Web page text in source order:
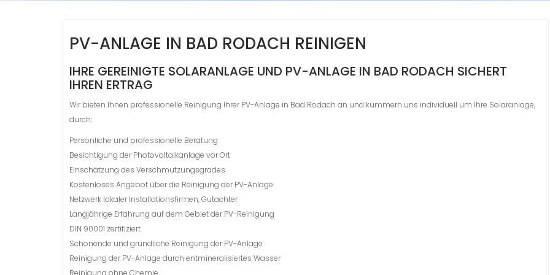
PV-ANLAGE IN BAD RODACH REINIGEN
IHRE GEREINIGTE SOLARANLAGE UND PV-ANLAGE IN BAD RODACH SICHERT
IHREN ERTRAG
Wir bieten Ihnen professionelle Reinigung Ihrer PV-Anlage in Bad Rodach an und kümmern uns individuell um Ihre Solaranlage,
durch:
Persönliche und professionelle Beratung
Besichtigung der Photovoltaikanlage vor Ort
Einschätzung des Verschmutzungsgrades
Kostenloses Angebot über die Reinigung der PV-Anlage
Netzwerk lokaler Installationsfirmen, Gutachter
Langjährige Erfahrung auf dem Gebiet der PV-Reinigung
DIN 90001 zertifiziert
Schonende und gründliche Reinigung der PV-Anlage
Reinigung der PV-Anlage durch entmineralisiertes Wasser
Reinigung ohne Chemie